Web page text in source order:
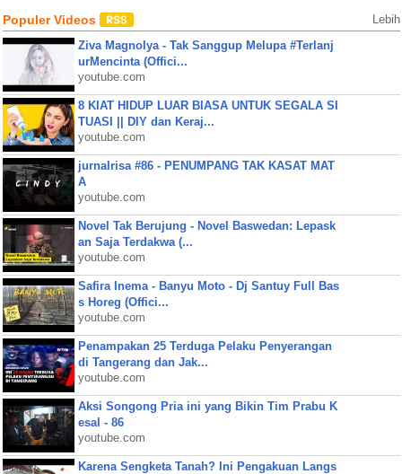
Populer Videos Lebih
Ziva Magnolya - Tak Sanggup Melupa #Terlanj
urMencinta (Offici...
youtube.com
8 KIAT HIDUP LUAR BIASA UNTUK SEGALA SI
TUASI || DIY dan Keraj...
youtube.com
jurnalrisa #86 - PENUMPANG TAK KASAT MAT
A
youtube.com
Novel Tak Berujung - Novel Baswedan: Lepask
an Saja Terdakwa (...
youtube.com
Safira Inema - Banyu Moto - Dj Santuy Full Bas
s Horeg (Offici...
youtube.com
Penampakan 25 Terduga Pelaku Penyerangan
di Tangerang dan Jak...
youtube.com
Aksi Songong Pria ini yang Bikin Tim Prabu K
esal - 86
youtube.com
Karena Sengketa Tanah? Ini Pengakuan Langs